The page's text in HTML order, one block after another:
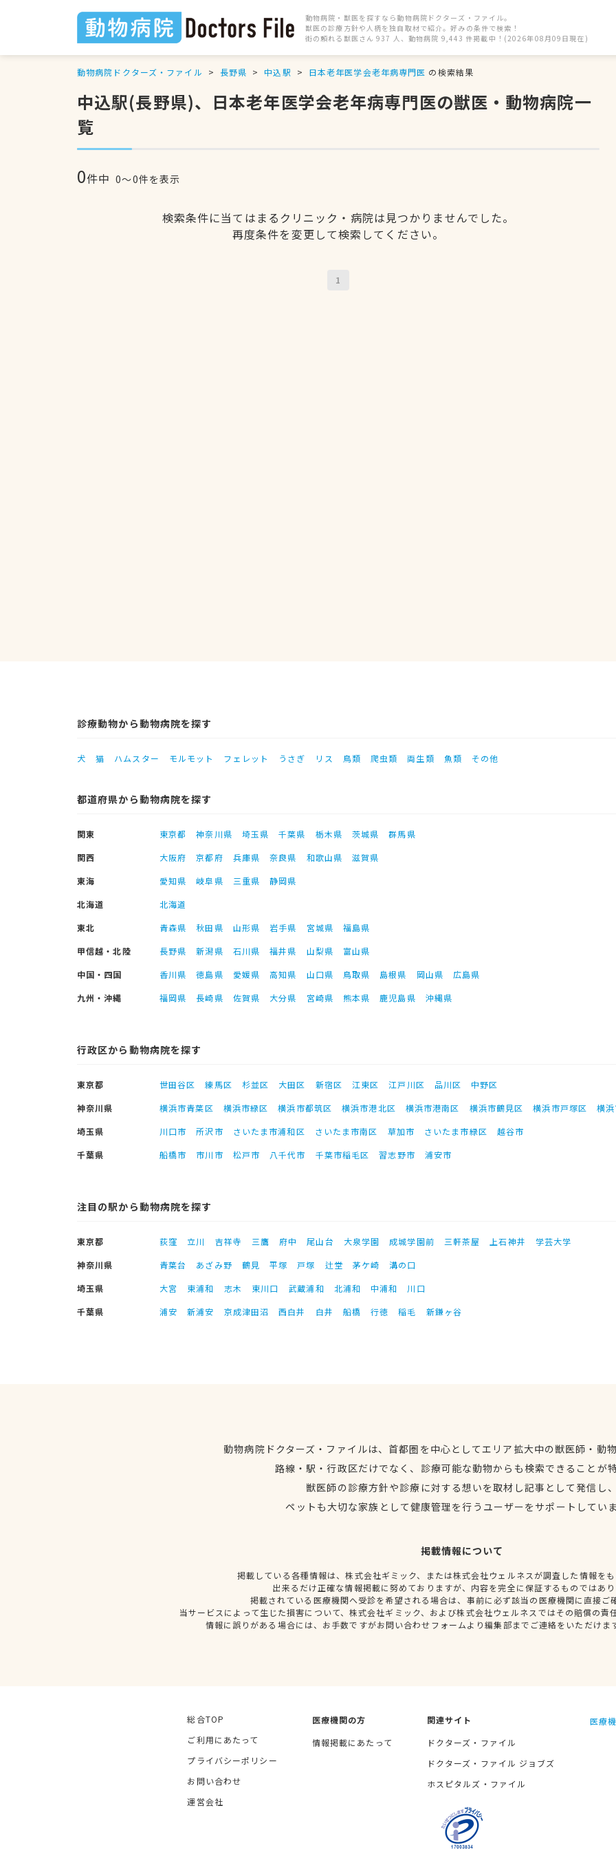
動物病院・獣医を探すなら動物病院ドクターズ・ファイル。
獣医の診療方針や人柄を独自取材で紹介。好みの条件で検索！
街の頼れる獣医さん 937 人、動物病院 9,443 件掲載中！(2026年08月09日現在)
動物病院ドクターズ・ファイル 長野県 中込駅 日本老年医学会老年病専門医 の検索結果
中込駅(長野県)、日本老年医学会老年病専門医の獣医・動物病院一
覧
0件中 0〜0件を表示
検索条件に当てはまるクリニック・病院は見つかりませんでした。
再度条件を変更して検索してください。
1
診療動物から動物病院を探す
犬 猫 ハムスター モルモット フェレット うさぎ リス 鳥類 爬虫類 両生類 魚類 その他
都道府県から動物病院を探す
関東 東京都 神奈川県 埼玉県 千葉県 栃木県 茨城県
群馬県
関西
大阪府 京都府 兵庫県 奈良県 和歌山県
滋賀県
東海
愛知県 岐阜県 三重県
静岡県
北海道
北海道
東北
青森県 秋田県 山形県 岩手県 宮城県
福島県
甲信越・北陸
長野県 新潟県 石川県 福井県 山梨県
富山県
中国・四国
香川県 徳島県 愛媛県 高知県 山口県 鳥取県 島根県 岡山県
広島県
九州・沖縄
福岡県 長崎県 佐賀県 大分県 宮崎県 熊本県 鹿児島県 沖縄県
行政区から動物病院を探す
東京都 世田谷区 練馬区 杉並区 大田区 新宿区 江東区 江戸川区 品川区
中野区
神奈川県
横浜市青葉区 横浜市緑区 横浜市都筑区 横浜市港北区 横浜市港南区 横浜市鶴見区 横浜市戸塚区
横
埼玉県
川口市 所沢市 さいたま市浦和区 さいたま市南区 草加市 さいたま市緑区
越谷市
千葉県
船橋市 市川市 松戸市 八千代市 千葉市稲毛区 習志野市 浦安市
注目の駅から動物病院を探す
東京都 荻窪 立川 吉祥寺 三鷹 府中 尾山台 大泉学園 成城学園前 三軒茶屋 上石神井
学芸大学
神奈川県
青葉台 あざみ野 鶴見 平塚 戸塚 辻堂 茅ケ崎
溝の口
埼玉県
大宮 東浦和 志木 東川口 武蔵浦和 北浦和 中浦和
川口
千葉県
浦安 新浦安 京成津田沼 西白井 白井 船橋 行徳 稲毛 新鎌ヶ谷
動物病院ドクターズ・ファイルは、首都圏を中心としてエリア拡大中の獣医師・動
路線・駅・行政区だけでなく、診療可能な動物からも検索できることが
獣医師の診療方針や診療に対する想いを取材し記事として発信し
ペットも大切な家族として健康管理を行うユーザーをサポートしてい
掲載情報について
掲載している各種情報は、株式会社ギミック、または株式会社ウェルネスが調査した情報を
出来るだけ正確な情報掲載に努めておりますが、内容を完全に保証するものではあ
掲載されている医療機関へ受診を希望される場合は、事前に必ず該当の医療機関に直接ご
当サービスによって生じた損害について、株式会社ギミック、および株式会社ウェルネスではその賠償の責
情報に誤りがある場合には、お手数ですがお問い合わせフォームより編集部までご連絡をいただけま
総合TOP
ご利用にあたって
プライバシーポリシー
お問い合わせ
運営会社
医療機関の方
情報掲載にあたって
関連サイト
ドクターズ・ファイル
ドクターズ・ファイル ジョブズ
ホスピタルズ・ファイル
医療